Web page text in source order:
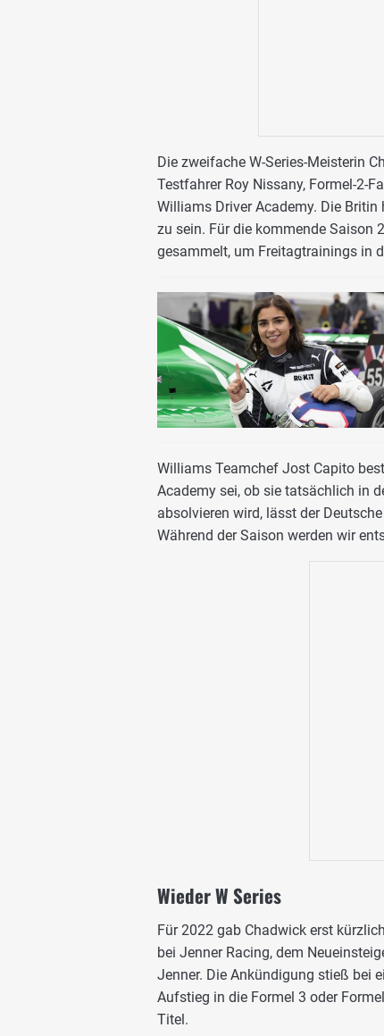
Die zweifache W-Series-Meisterin
Testfahrer Roy Nissany, Formel-2-
Williams Driver Academy. Die
zu sein. Für die kommende Saison
gesammelt, um Freitagtrainings in
Williams Teamchef Jost Capito
Academy sei, ob sie tatsächlich in
absolvieren wird, lässt der
Während der Saison werden wir
Wieder W Series
Für 2022 gab Chadwick erst
bei Jenner Racing, dem
Jenner. Die Ankündigung stieß bei
Aufstieg in die Formel 3 oder
Titel.